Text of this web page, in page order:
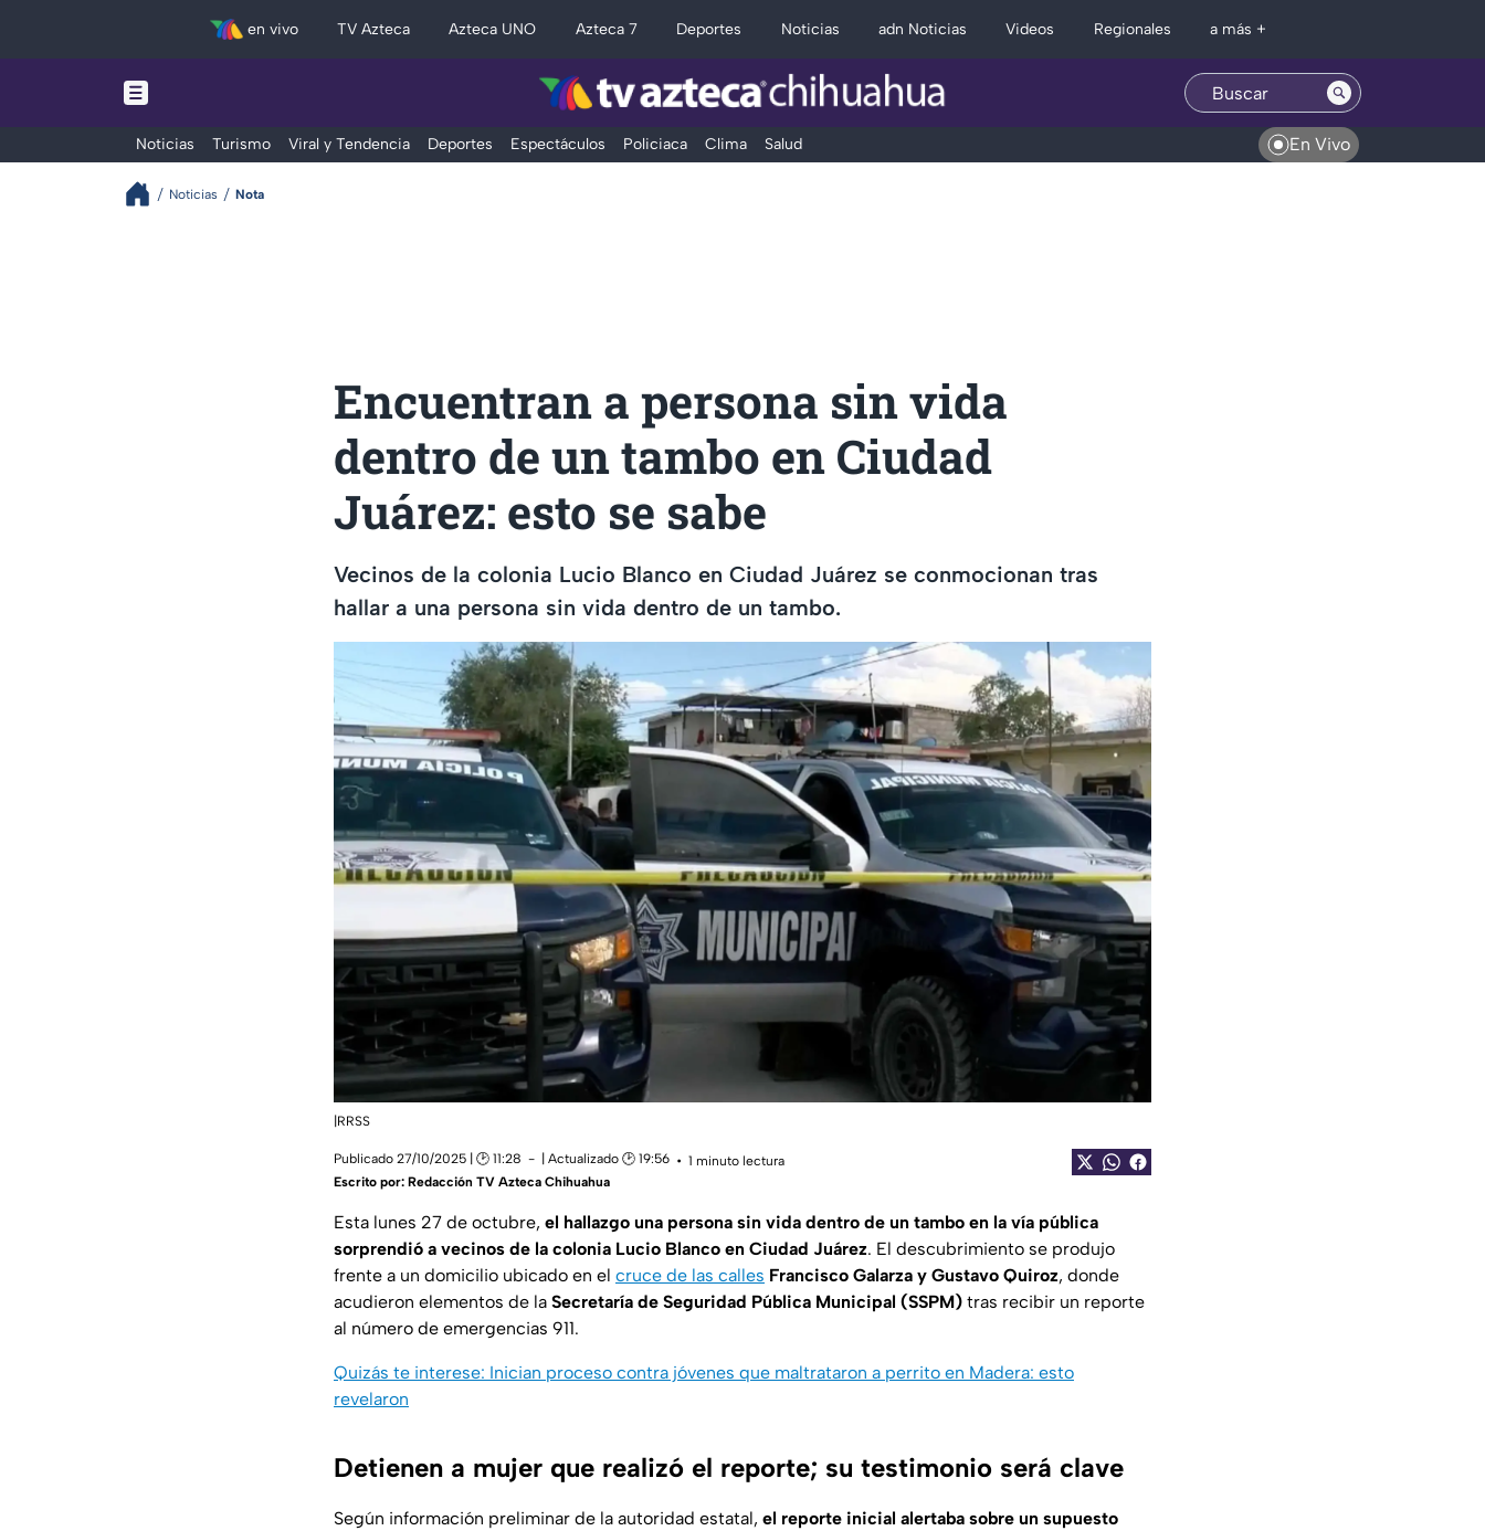
en vivo TV Azteca Azteca UNO Azteca 7 Deportes Noticias adn Noticias Videos Regionales a más +
Noticias Turismo Viral y Tendencia Deportes Espectáculos Policiaca Clima Salud En Vivo
Noticias Nota
Encuentran a persona sin vida
dentro de un tambo en Ciudad
Juárez: esto se sabe
Vecinos de la colonia Lucio Blanco en Ciudad Juárez se conmocionan tras
hallar a una persona sin vida dentro de un tambo.
|RRSS
Publicado 27/10/2025 | 🕑 11:28 | Actualizado 🕑 19:56
1 minuto lectura
Escrito por: Redacción TV Azteca Chihuahua
Esta lunes 27 de octubre, el hallazgo una persona sin vida dentro de un tambo en la vía pública
sorprendió a vecinos de la colonia Lucio Blanco en Ciudad Juárez. El descubrimiento se produjo
frente a un domicilio ubicado en el cruce de las calles Francisco Galarza y Gustavo Quiroz, donde
acudieron elementos de la Secretaría de Seguridad Pública Municipal (SSPM) tras recibir un reporte
al número de emergencias 911.
Quizás te interese: Inician proceso contra jóvenes que maltrataron a perrito en Madera: esto
revelaron
Detienen a mujer que realizó el reporte; su testimonio será clave
Según información preliminar de la autoridad estatal, el reporte inicial alertaba sobre un supuesto